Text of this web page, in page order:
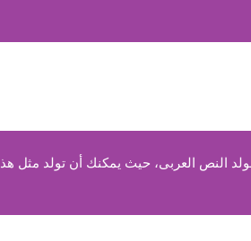
النص العربى، حيث يمكنك أن تولد مثل